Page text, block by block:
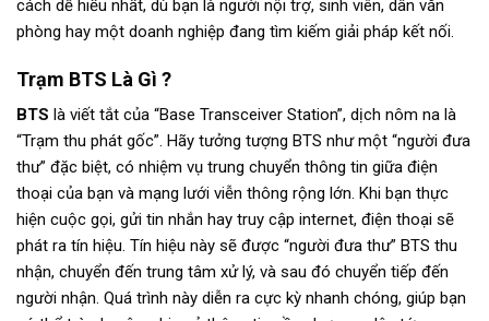
cách dễ hiểu nhất, dù bạn là người nội trợ, sinh viên, dân văn
phòng hay một doanh nghiệp đang tìm kiếm giải pháp kết nối.
Trạm BTS Là Gì ?
BTS là viết tắt của “Base Transceiver Station”, dịch nôm na là
“Trạm thu phát gốc”. Hãy tưởng tượng BTS như một “người đưa
thư” đặc biệt, có nhiệm vụ trung chuyển thông tin giữa điện
thoại của bạn và mạng lưới viễn thông rộng lớn. Khi bạn thực
hiện cuộc gọi, gửi tin nhắn hay truy cập internet, điện thoại sẽ
phát ra tín hiệu. Tín hiệu này sẽ được “người đưa thư” BTS thu
nhận, chuyển đến trung tâm xử lý, và sau đó chuyển tiếp đến
người nhận. Quá trình này diễn ra cực kỳ nhanh chóng, giúp bạn